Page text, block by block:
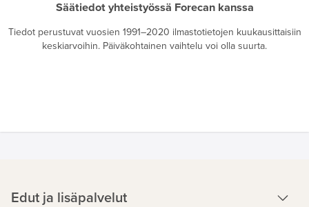
Säätiedot yhteistyössä Forecan kanssa
Tiedot perustuvat vuosien 1991–2020 ilmastotietojen kuukausittaisiin
keskiarvoihin. Päiväkohtainen vaihtelu voi olla suurta.
Edut ja lisäpalvelut